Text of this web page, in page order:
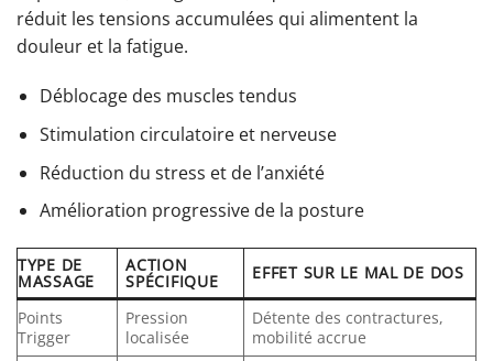
réduit les tensions accumulées qui alimentent la
douleur et la fatigue.
Déblocage des muscles tendus
Stimulation circulatoire et nerveuse
Réduction du stress et de l’anxiété
Amélioration progressive de la posture
TYPE DE
MASSAGE
ACTION
SPÉCIFIQUE EFFET SUR LE MAL DE DOS
Points
Trigger
Pression
localisée
Détente des contractures,
mobilité accrue